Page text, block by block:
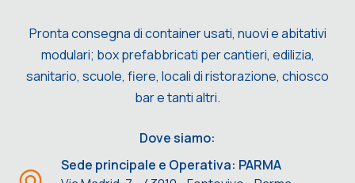
Pronta consegna di container usati, nuovi e abitativi
modulari; box prefabbricati per cantieri, edilizia,
sanitario, scuole, fiere, locali di ristorazione, chiosco
bar e tanti altri.
Dove siamo:
Sede principale e Operativa: PARMA